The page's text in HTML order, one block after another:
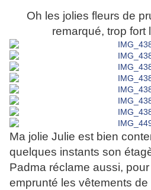
Oh les jolies fleurs de
remarqué, trop fort
Ma jolie Julie est bien
quelques instants son
Padma réclame aussi,
emprunté les vêtements de